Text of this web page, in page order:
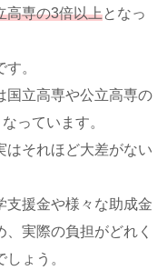
高専の3倍以上となっ
。
国立高専や公立高専の
っています。
はそれほど大差がない
支援金や様々な助成金
実際の負担がどれく
ょう。